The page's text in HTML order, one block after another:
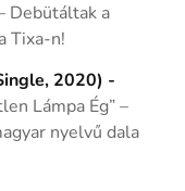
Debütáltak a
Tixa-n!
2020) -
Lámpa Ég” –
nyelvű dala